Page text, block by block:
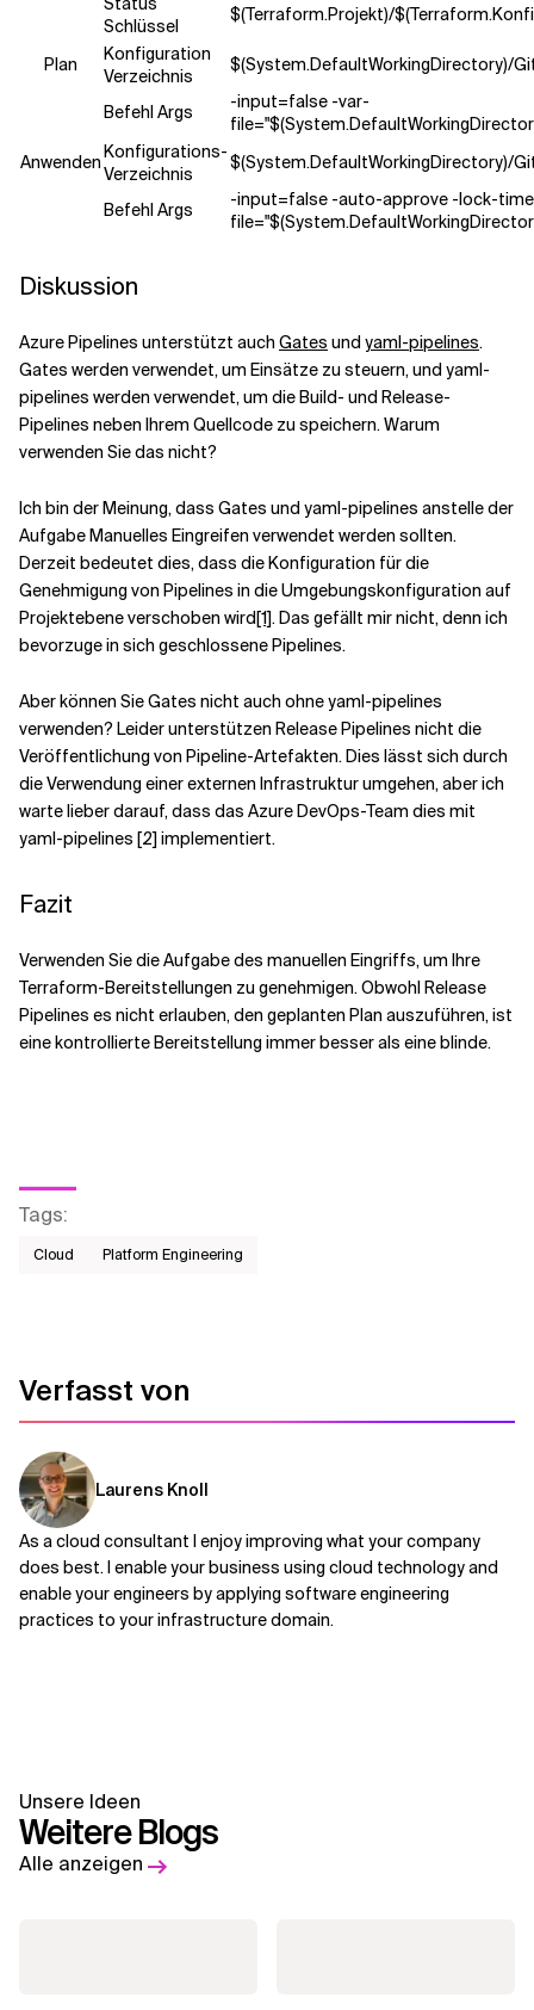
Schlüssel
$(Terraform.Projekt)/
Plan
Konfiguration
Verzeichnis
$(System.DefaultWorkingDirectory)/
Befehl Args
-input=false -var-
AnwendenKonfigurations-
Verzeichnis
$(System.DefaultWorkingDirectory)/
Befehl Args
-input=false -auto-approve -lock-
Diskussion
Azure Pipelines unterstützt auch Gates und yaml-pipelines.
Gates werden verwendet, um Einsätze zu steuern, und yaml-
pipelines werden verwendet, um die Build- und Release-
Pipelines neben Ihrem Quellcode zu speichern. Warum
verwenden Sie das nicht?
Ich bin der Meinung, dass Gates und yaml-pipelines anstelle der
Aufgabe Manuelles Eingreifen verwendet werden sollten.
Derzeit bedeutet dies, dass die Konfiguration für die
Genehmigung von Pipelines in die Umgebungskonfiguration auf
Projektebene verschoben wird[1]. Das gefällt mir nicht, denn ich
bevorzuge in sich geschlossene Pipelines.
Aber können Sie Gates nicht auch ohne yaml-pipelines
verwenden? Leider unterstützen Release Pipelines nicht die
Veröffentlichung von Pipeline-Artefakten. Dies lässt sich durch
die Verwendung einer externen Infrastruktur umgehen, aber ich
warte lieber darauf, dass das Azure DevOps-Team dies mit
yaml-pipelines [2] implementiert.
Fazit
Verwenden Sie die Aufgabe des manuellen Eingriffs, um Ihre
Terraform-Bereitstellungen zu genehmigen. Obwohl Release
Pipelines es nicht erlauben, den geplanten Plan auszuführen, ist
eine kontrollierte Bereitstellung immer besser als eine blinde.
Tags:
Cloud Platform Engineering
Verfasst von
Laurens Knoll
As a cloud consultant I enjoy improving what your company
does best. I enable your business using cloud technology and
enable your engineers by applying software engineering
practices to your infrastructure domain.
Unsere Ideen
Weitere Blogs
Alle anzeigen